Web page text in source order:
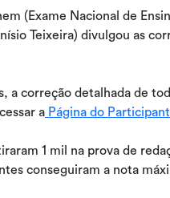
(Exame Nacional de
Teixeira) divulgou as
a correção detalhada de
a Página do
1 mil na prova de
conseguiram a nota